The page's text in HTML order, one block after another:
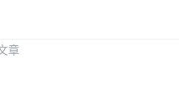
章